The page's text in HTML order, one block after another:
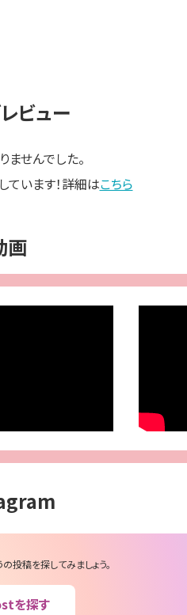
ビュー
ませんでした。
ています！詳細はこちら
画
投稿を探してみましょう。
を探す